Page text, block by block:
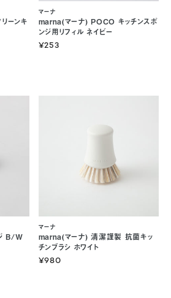
ーンキ
marna(マーナ) POCO キッチンスポ
ンジ用リフィル ネイビー
マーナ
¥253
B/W
marna(マーナ) 清潔謹製 抗菌キッ
チンブラシ ホワイト
マーナ
¥980